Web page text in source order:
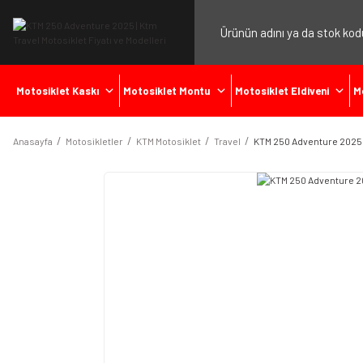
Motosiklet Kaskı Motosiklet Montu Motosiklet Eldiveni
Anasayfa Motosikletler KTM Motosiklet Travel KTM 250 Adventure 2025